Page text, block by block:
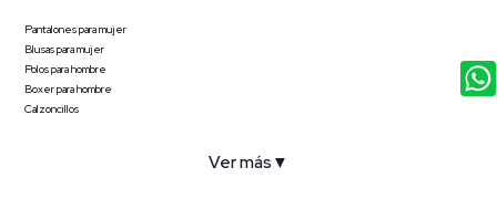
Pantalones para mujer
Blusas para mujer
Polos para hombre
Boxer para hombre
Calzoncillos
Ver más ▼